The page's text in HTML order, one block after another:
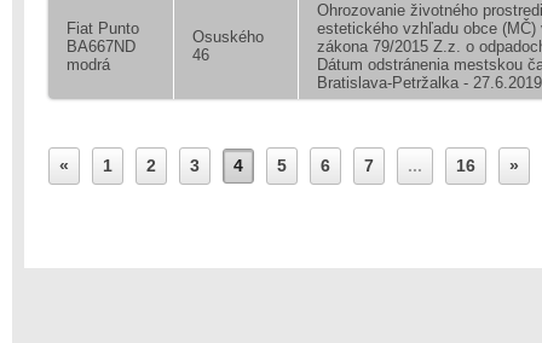
Fiat Punto
BA667ND
modrá
Osuského
46
Ohrozovanie životného
estetického vzhľadu obce (MČ)
zákona 79/2015 Z.z. o
Dátum odstránenia mestskou
Bratislava-Petržalka - 27.6.2019
« 1 2 3 4 5 6 7 ... 16 »